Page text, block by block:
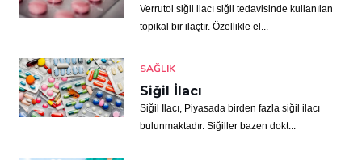
Verrutol siğil ilacı siğil tedavisinde kullanılan
topikal bir ilaçtır. Özellikle el...
SAĞLIK
Siğil İlacı
Siğil İlacı, Piyasada birden fazla siğil ilacı
bulunmaktadır. Siğiller bazen dokt...